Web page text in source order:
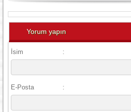
Yorum yapın
İsim :
E-Posta :